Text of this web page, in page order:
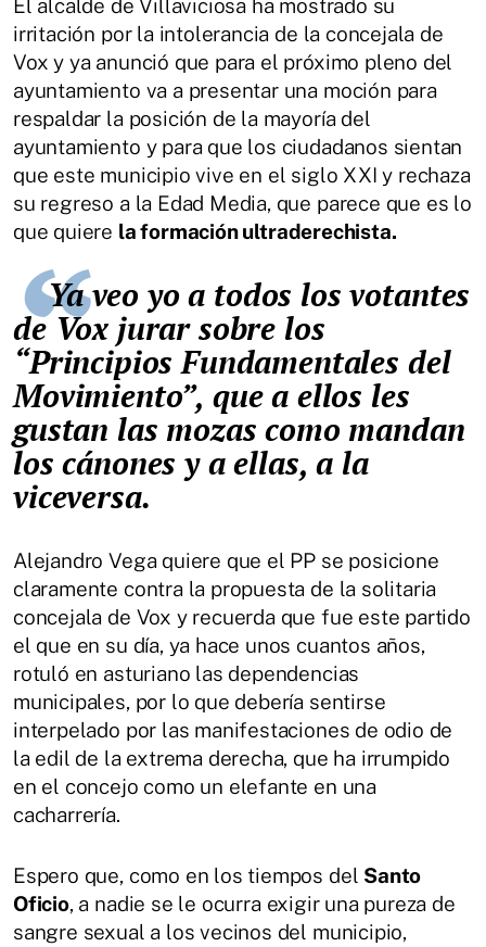
El alcalde de Villaviciosa ha mostrado su
irritación por la intolerancia de la concejala de
Vox y ya anunció que para el próximo pleno del
ayuntamiento va a presentar una moción para
respaldar la posición de la mayoría del
ayuntamiento y para que los ciudadanos sientan
que este municipio vive en el siglo XXI y rechaza
su regreso a la Edad Media, que parece que es lo
que quiere la formación ultraderechista.
Ya veo yo a todos los votantes
de Vox jurar sobre los
“Principios Fundamentales del
Movimiento”, que a ellos les
gustan las mozas como mandan
los cánones y a ellas, a la
viceversa.
Alejandro Vega quiere que el PP se posicione
claramente contra la propuesta de la solitaria
concejala de Vox y recuerda que fue este partido
el que en su día, ya hace unos cuantos años,
rotuló en asturiano las dependencias
municipales, por lo que debería sentirse
interpelado por las manifestaciones de odio de
la edil de la extrema derecha, que ha irrumpido
en el concejo como un elefante en una
cacharrería.
Espero que, como en los tiempos del Santo
Oficio, a nadie se le ocurra exigir una pureza de
sangre sexual a los vecinos del municipio,